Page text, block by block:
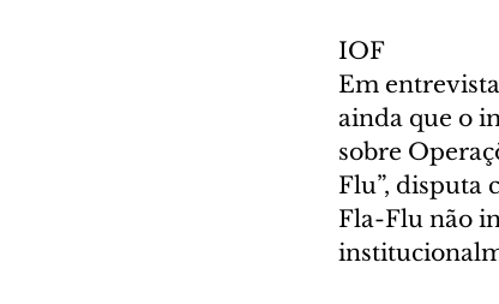
IOF
Em
ainda que o
sobre
Flu”, disputa
Fla-Flu não